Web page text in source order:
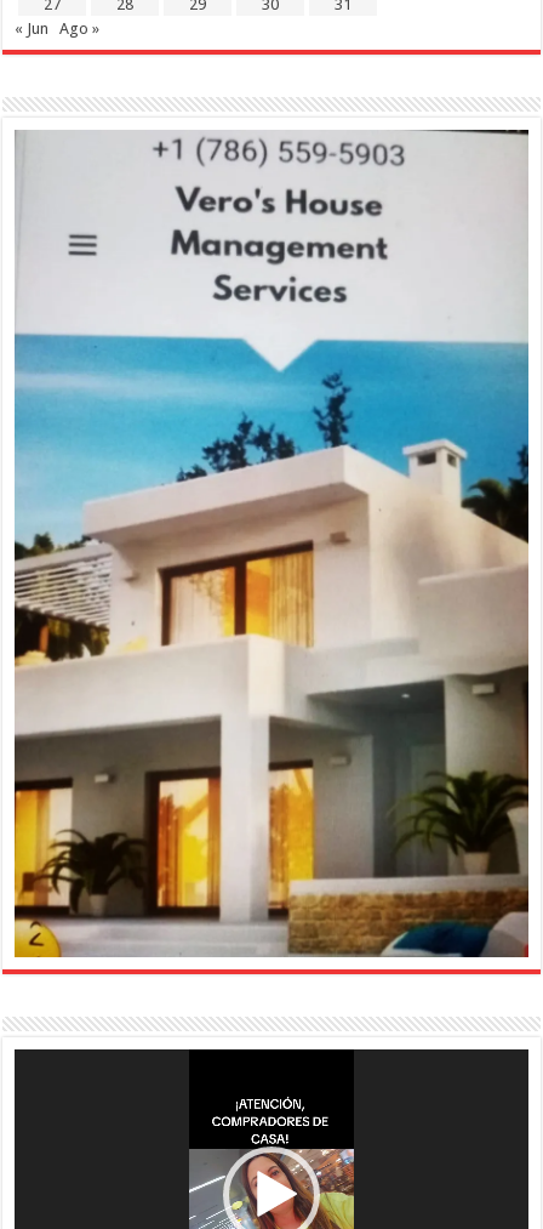
27 28 29 30
31
« Jun
Ago »